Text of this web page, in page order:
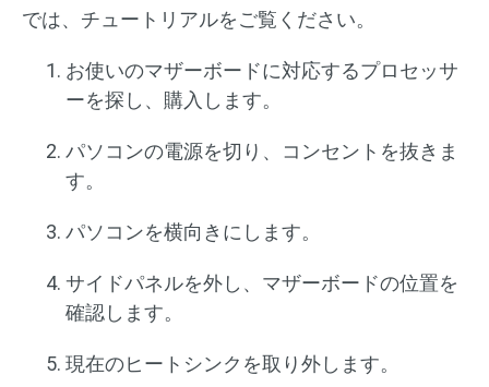
では、チュートリアルをご覧ください。
お使いのマザーボードに対応するプロセッサ
ーを探し、購入します。
パソコンの電源を切り、コンセントを抜きま
す。
パソコンを横向きにします。
サイドパネルを外し、マザーボードの位置を
確認します。
現在のヒートシンクを取り外します。